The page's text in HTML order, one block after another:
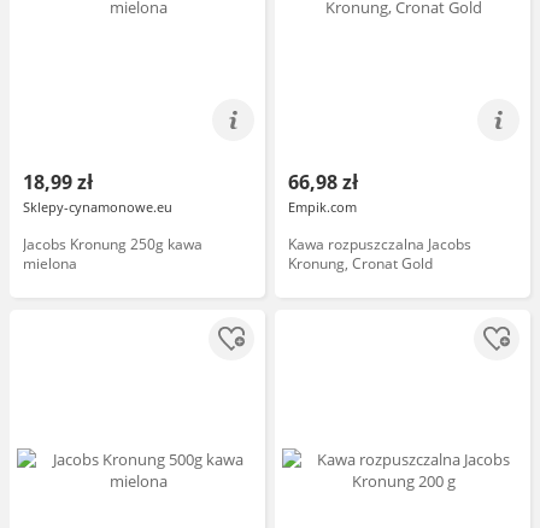
18,99 zł
Sklepy-cynamonowe.eu
Jacobs Kronung 250g kawa
mielona
66,98 zł
Empik.com
Kawa rozpuszczalna Jacobs
Kronung, Cronat Gold